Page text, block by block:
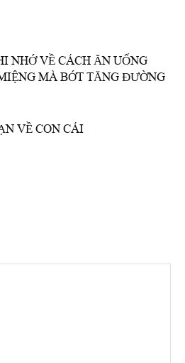
NHỚ VỀ CÁCH ĂN UỐNG
MÀ BỚT TĂNG ĐƯỜNG
VỀ CON CÁI